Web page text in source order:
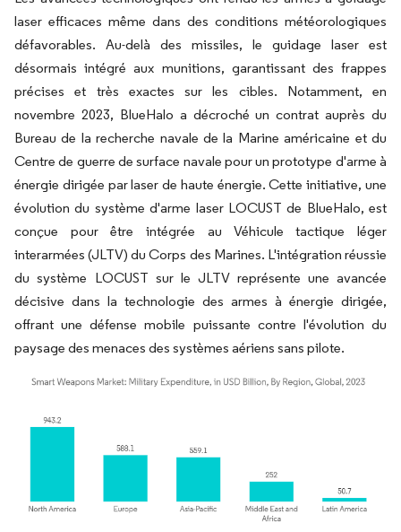
laser efficaces même dans des conditions météorologiques
défavorables. Au-delà des missiles, le guidage laser est
désormais intégré aux munitions, garantissant des frappes
précises et très exactes sur les cibles. Notamment, en
novembre 2023, BlueHalo a décroché un contrat auprès du
Bureau de la recherche navale de la Marine américaine et du
Centre de guerre de surface navale pour un prototype d'arme à
énergie dirigée par laser de haute énergie. Cette initiative, une
évolution du système d'arme laser LOCUST de BlueHalo, est
conçue pour être intégrée au Véhicule tactique léger
interarmées (JLTV) du Corps des Marines. L'intégration réussie
du système LOCUST sur le JLTV représente une avancée
décisive dans la technologie des armes à énergie dirigée,
offrant une défense mobile puissante contre l'évolution du
paysage des menaces des systèmes aériens sans pilote.